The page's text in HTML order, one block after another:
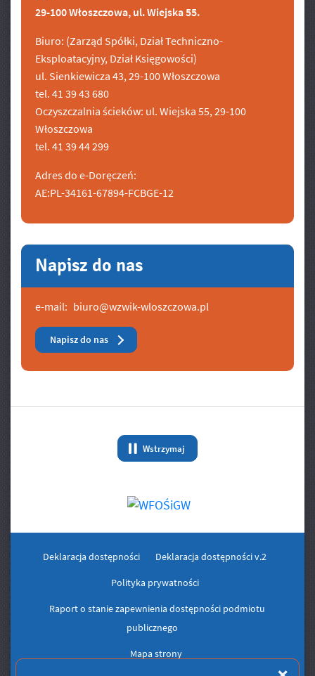
29-100 Włoszczowa, ul. Wiejska 55.
Biuro: (Zarząd Spółki, Dział Techniczno-
Eksploatacyjny, Dział Księgowości)
ul. Sienkiewicza 43, 29-100 Włoszczowa
tel. 41 39 43 680
Oczyszczalnia ścieków: ul. Wiejska 55, 29-100
Włoszczowa
tel. 41 39 44 299
Adres do e-Doręczeń:
AE:PL-34161-67894-FCBGE-12
Napisz do nas
e-mail: biuro@wzwik-wloszczowa.pl
Napisz do nas
Wstrzymaj
animację Banery/Logo
Deklaracja dostępności Deklaracja dostępności v.2
Polityka prywatności
Raport o stanie zapewnienia dostępności podmiotu
publicznego
Mapa strony